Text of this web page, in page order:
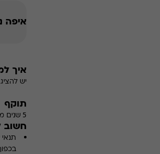
איפה
איך
יש
תוקף
5 שנים מהרכישה
חשוב